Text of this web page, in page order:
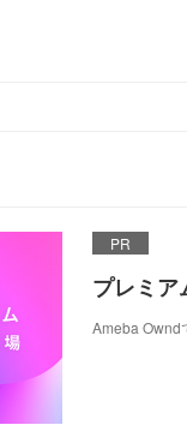
PR
プレミア
Ameba Ownd